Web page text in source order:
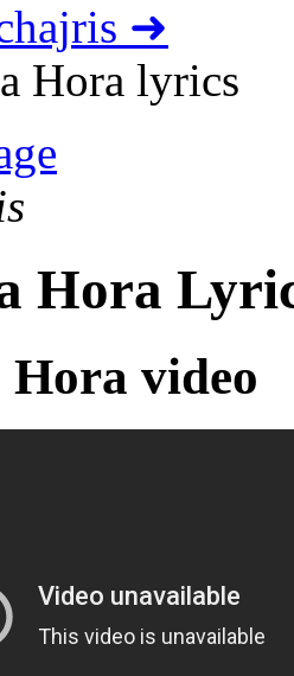
➜
Hora lyrics
Hora
Hora video